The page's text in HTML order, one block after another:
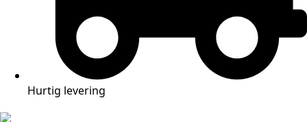
Hurtig levering